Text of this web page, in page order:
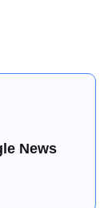
News